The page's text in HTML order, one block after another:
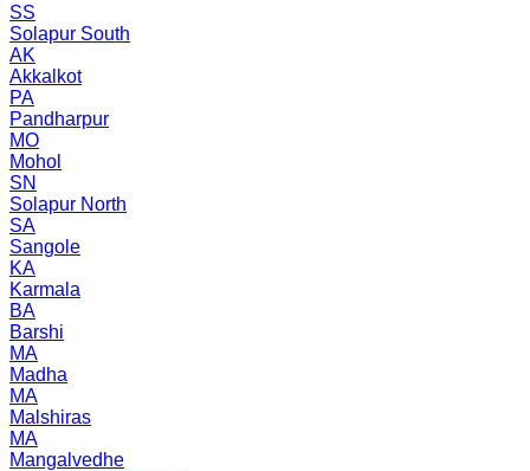
SS
Solapur South
AK
Akkalkot
PA
Pandharpur
MO
Mohol
SN
Solapur North
SA
Sangole
KA
Karmala
BA
Barshi
MA
Madha
MA
Malshiras
MA
Mangalvedhe